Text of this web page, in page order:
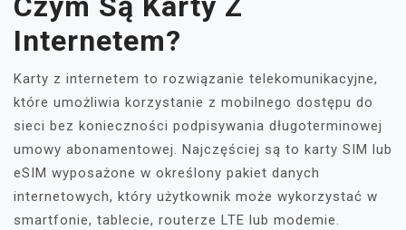
Internetem?
Karty z internetem to rozwiązanie telekomunikacyjne,
które umożliwia korzystanie z mobilnego dostępu do
sieci bez konieczności podpisywania długoterminowej
umowy abonamentowej. Najczęściej są to karty SIM lub
eSIM wyposażone w określony pakiet danych
internetowych, który użytkownik może wykorzystać w
smartfonie, tablecie, routerze LTE lub modemie.